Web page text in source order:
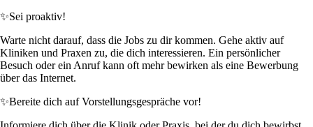
✨Sei proaktiv!
Warte nicht darauf, dass die Jobs zu dir kommen. Gehe aktiv auf
Kliniken und Praxen zu, die dich interessieren. Ein persönlicher
Besuch oder ein Anruf kann oft mehr bewirken als eine Bewerbung
über das Internet.
✨Bereite dich auf Vorstellungsgespräche vor!